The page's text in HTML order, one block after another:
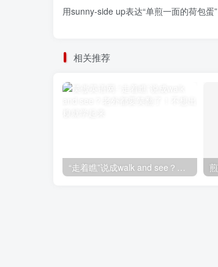
用sunny-side up表达“单煎一面的荷包蛋”
相关推荐